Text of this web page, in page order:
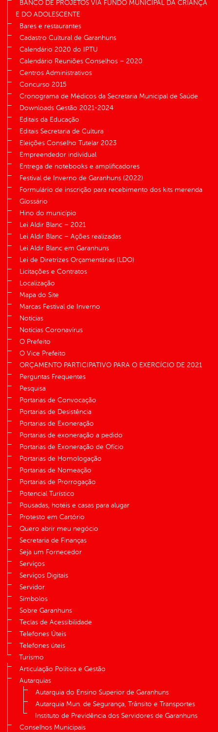
BANCO DE PROJETOS VIA FUNDO MUNICIPAL DA CRIANÇA
E DO ADOLESCENTE
Bares e restaurantes
Cadastro Cultural de Garanhuns
Calendário 2020 do IPTU
Calendário Reuniões Conselhos – 2020
Centros Administrativos
Concurso 2015
Cronograma de Médicos da Secretaria Municipal de Saúde
Downloads Gestão 2021-2024
Editais da Educação
Editais Secretaria de Cultura
Eleições Conselho Tutelar 2023
Empreendedor individual
Entrega de notebooks e amplificadores
Festival de Inverno de Garanhuns (2022)
Formulário de inscrição para recebimento dos kits merenda
Glossário
Hino do município
Lei Aldir Blanc – 2021
Lei Aldir Blanc – Ações realizadas
Lei Aldir Blanc em Garanhuns
Lei de Diretrizes Orçamentárias (LDO)
Licitações e Contratos
Localização
Mapa do Site
Marcas Festival de Inverno
Notícias
Notícias Coronavírus
O Prefeito
O Vice Prefeito
ORÇAMENTO PARTICIPATIVO PARA O EXERCÍCIO DE 2021
Perguntas Frequentes
Pesquisa
Portarias de Convocação
Portarias de Desistência
Portarias de Exoneração
Portarias de exoneração a pedido
Portarias de Exoneração de Ofício
Portarias de Homologação
Portarias de Nomeação
Portarias de Prorrogação
Potencial Turístico
Pousadas, hotéis e casas para alugar
Protesto em Cartório
Quero abrir meu negócio
Secretaria de Finanças
Seja um Fornecedor
Serviços
Serviços Digitais
Servidor
Símbolos
Sobre Garanhuns
Teclas de Acessibilidade
Telefones Úteis
Telefones úteis
Turismo
Articulação Política e Gestão
Autarquias
Autarquia do Ensino Superior de Garanhuns
Autarquia Mun. de Segurança, Trânsito e Transportes
Instituto de Previdência dos Servidores de Garanhuns
Conselhos Municipais